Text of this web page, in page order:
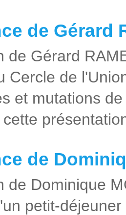
de Gérard
de Gérard
Cercle de
et mutations
de
de Dominique
petit-